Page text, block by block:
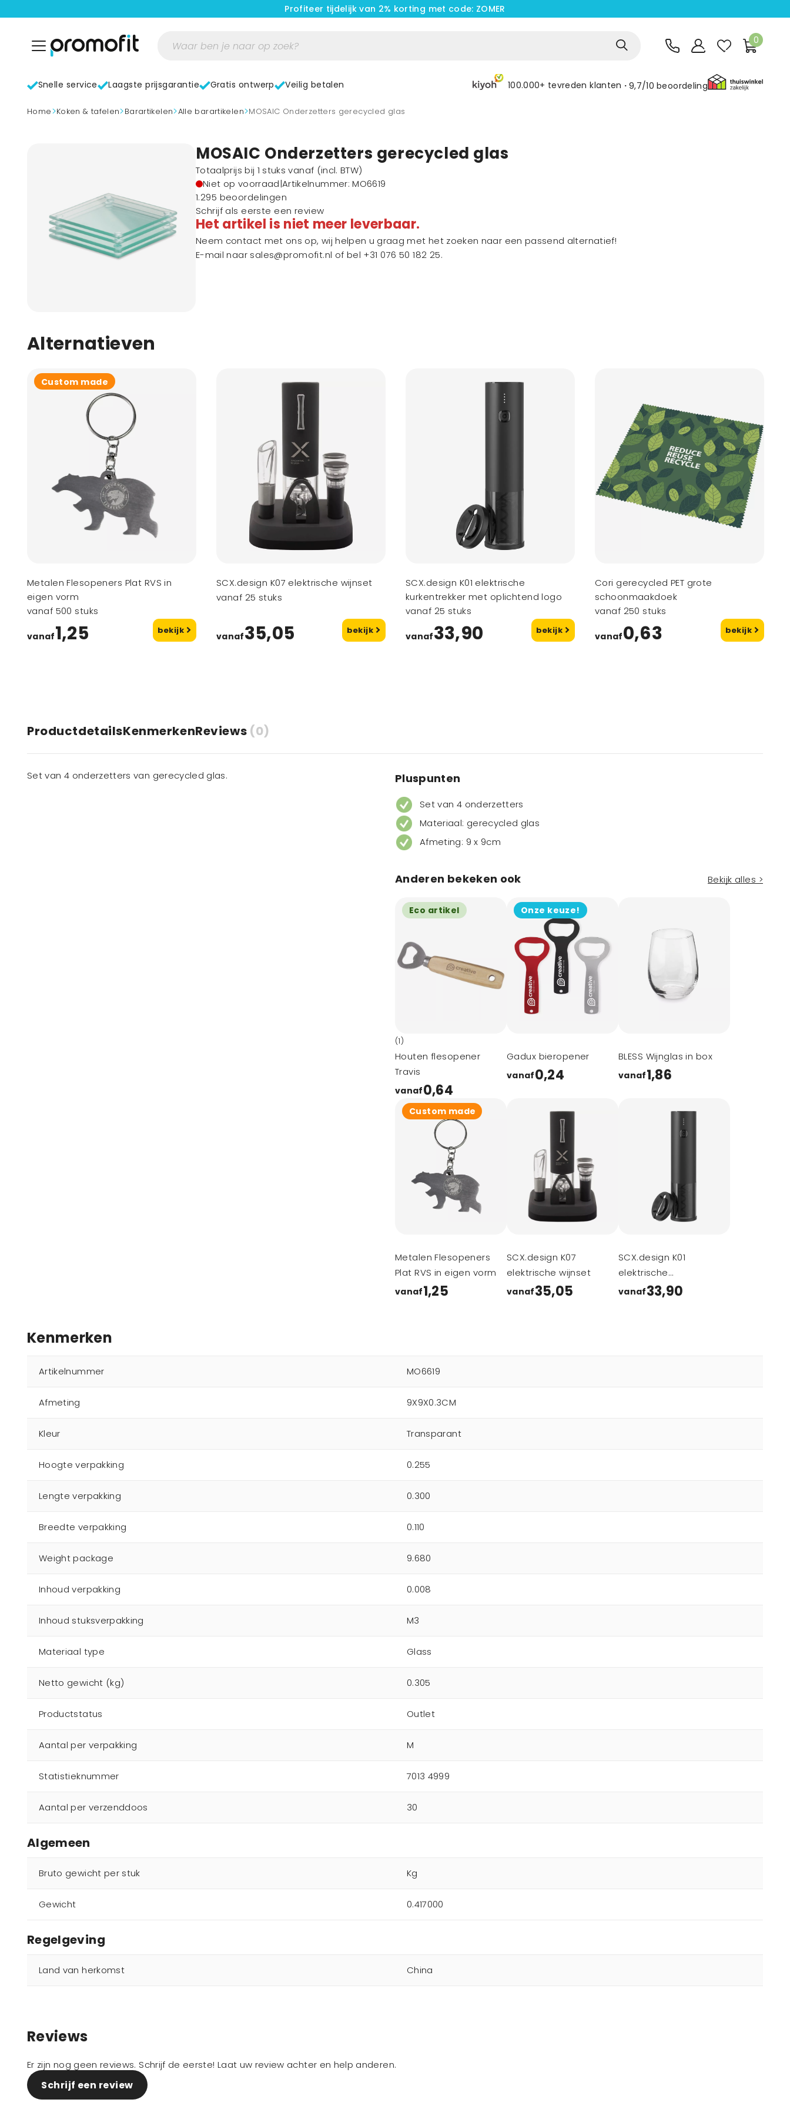
Profiteer tijdelijk van 2% korting met code: ZOMER
0
Snelle service Laagste prijsgarantie Gratis ontwerp Veilig betalen 100.000+ tevreden klanten 9,7/10 beoordeling
home> Koken & tafelen> Barartikelen> Alle barartikelen> MOSAIC Onderzetters gerecycled glas
MOSAIC Onderzetters gerecycled glas
Totaalprijs bij 1 stuks vanaf (incl. BTW)
Niet op voorraad|Artikelnummer: MO6619
1.295 beoordelingen
Schrijf als eerste een review
Het artikel is niet meer leverbaar.
Neem contact met ons op, wij helpen u graag met het zoeken naar een passend alternatief!
E-mail naar sales@promofit.nl of bel +31 076 50 182 25.
Alternatieven
Custom made
Metalen Flesopeners Plat RVS in
eigen vorm
vanaf 500 stuks
vanaf1,25 bekijk
SCX.design K07 elektrische wijnset
vanaf 25 stuks
vanaf35,05 bekijk
SCX.design K01 elektrische
kurkentrekker met oplichtend logo
vanaf 25 stuks
vanaf33,90 bekijk
Cori gerecycled PET grote
schoonmaakdoek
vanaf 250 stuks
vanaf0,63 bekijk
ProductdetailsKenmerkenReviews (0)
Set van 4 onderzetters van gerecycled glas. Pluspunten
Set van 4 onderzetters
Materiaal: gerecycled glas
Afmeting: 9 x 9cm
Anderen bekeken ook Bekijk alles >
Eco artikel
(1)
Houten flesopener
Travis
vanaf0,64
Onze keuze!
Gadux bieropener
vanaf0,24
BLESS Wijnglas in box
vanaf1,86
Custom made
Metalen Flesopeners
Plat RVS in eigen vorm
vanaf1,25
SCX.design K07
elektrische wijnset
vanaf35,05
SCX.design K01
elektrische
kurkentrekker met
vanaf33,90
Kenmerken
Artikelnummer MO6619
Afmeting 9X9X0.3CM
Kleur Transparant
Hoogte verpakking 0.255
Lengte verpakking 0.300
Breedte verpakking 0.110
Weight package 9.680
Inhoud verpakking 0.008
Inhoud stuksverpakking M3
Materiaal type Glass
Netto gewicht (kg) 0.305
Productstatus Outlet
Aantal per verpakking M
Statistieknummer 7013 4999
Aantal per verzenddoos 30
Algemeen
Bruto gewicht per stuk Kg
Gewicht 0.417000
Regelgeving
Land van herkomst China
Reviews
Er zijn nog geen reviews. Schrijf de eerste! Laat uw review achter en help anderen.
Schrijf een review